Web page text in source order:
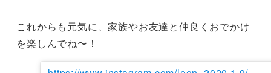
これからも元気に、家族やお友達と仲良くおでかけ
を楽しんでね〜！